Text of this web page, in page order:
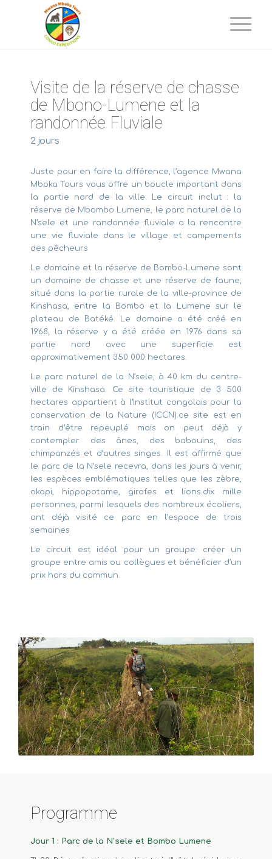
Visite de la réserve de chasse
de Mbono-Lumene et la
randonnée Fluviale
2 jours
Juste pour en faire la différence, l’agence Mwana
Mboka Tours vous offre un boucle important dans
la partie nord de la ville. Le circuit inclut : la
réserve de Mbombo Lumene, le parc naturel de la
N’sele et une randonnée fluviale a la rencontre
une vie fluviale dans le village et campements
des pêcheurs
Le domaine et la réserve de Bombo-Lumene sont
un domaine de chasse et une réserve de faune,
situé dans la partie rurale de la ville-province de
Kinshasa, entre la Bombo et la Lumene sur le
plateau de Batéké. Le domaine a été créé en
1968, la réserve y a été créée en 1976 dans sa
partie nord avec une superficie est
approximativement 350 000 hectares.
Le parc naturel de la N’sele, à 40 km du centre-
ville de Kinshasa. Ce site touristique de 3 500
hectares appartient à l’Institut congolais pour la
conservation de la Nature (ICCN).ce site est en
train d’être repeuplé mais on peut déjà y
contempler des ânes, des babouins, des
chimpanzés et d’autres singes. Il est affirmé que
le parc de la N’sele recevra, dans les jours à venir,
les espèces emblématiques telles que les zèbre,
okapi, hippopotame, girafes et lions.dix mille
personnes, parmi lesquels des nombreux écoliers,
ont déjà visité ce parc en l’espace de trois
semaines
Le circuit est idéal pour un groupe: créer un
groupe entre amis ou collègues et bénéficier d’un
prix hors du commun.
Programme
Jour 1 : Parc de la N’sele et Bombo Lumene